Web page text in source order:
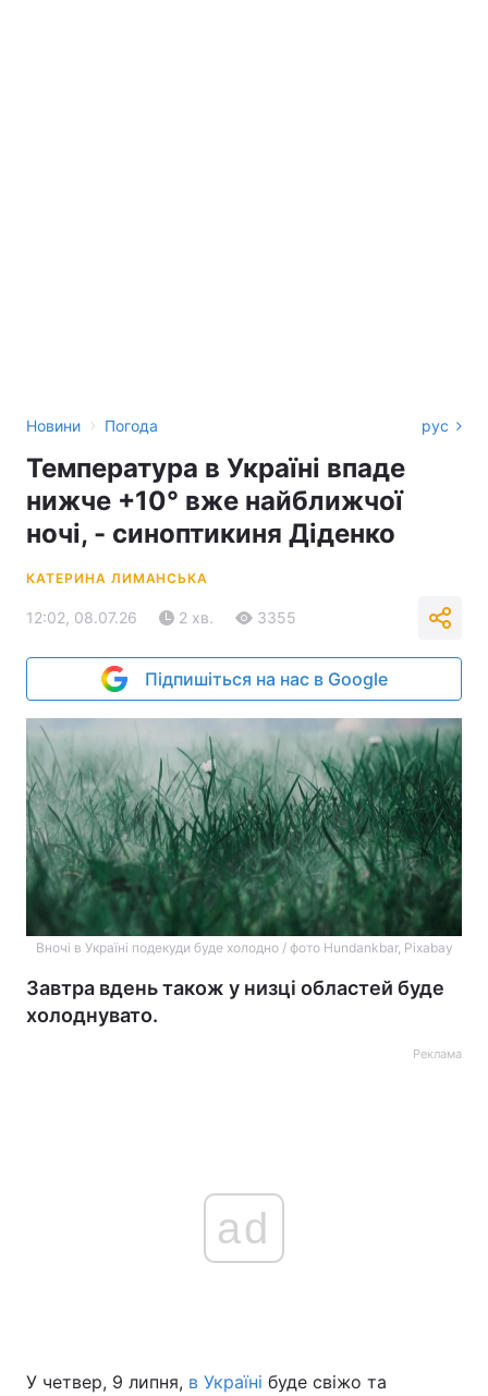
Новини › Погода рус
Температура в Україні впаде
нижче +10° вже найближчої
ночі, - синоптикиня Діденко
КАТЕРИНА ЛИМАНСЬКА
12:02, 08.07.26 2 хв. 3355
Підпишіться на нас в Google
Вночі в Україні подекуди буде холодно / фото Hundankbar, Pixabay
Завтра вдень також у низці областей буде
холоднувато.
Реклама
ad
У четвер, 9 липня, в Україні буде свіжо та